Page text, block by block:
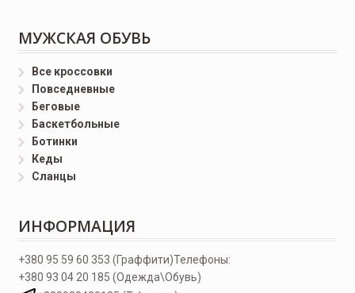
МУЖСКАЯ ОБУВЬ
Все кроссовки
Повседневные
Беговые
Баскетбольные
Ботинки
Кеды
Сланцы
ИНФОРМАЦИЯ
Телефоны:
+380 95 59 60 353 (Граффити)
+380 93 04 20 185 (Одежда\Обувь)